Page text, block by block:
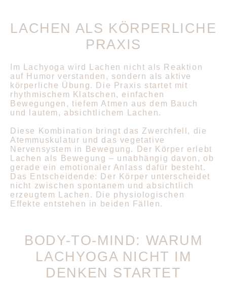
LACHEN ALS KÖRPERLICHE
PRAXIS
Im Lachyoga wird Lachen nicht als Reaktion
auf Humor verstanden, sondern als aktive
körperliche Übung. Die Praxis startet mit
rhythmischem Klatschen, einfachen
Bewegungen, tiefem Atmen aus dem Bauch
und lautem, absichtlichem Lachen.
Diese Kombination bringt das Zwerchfell, die
Atemmuskulatur und das vegetative
Nervensystem in Bewegung. Der Körper erlebt
Lachen als Bewegung – unabhängig davon, ob
gerade ein emotionaler Anlass dafür besteht.
Das Entscheidende: Der Körper unterscheidet
nicht zwischen spontanem und absichtlich
erzeugtem Lachen. Die physiologischen
Effekte entstehen in beiden Fällen.
BODY-TO-MIND: WARUM
LACHYOGA NICHT IM
DENKEN STARTET